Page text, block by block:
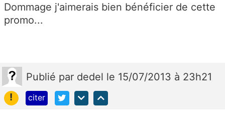
Dommage j'aimerais bien bénéficier de cette
promo...
Publié par dedel le 15/07/2013 à 23h21
!
citer